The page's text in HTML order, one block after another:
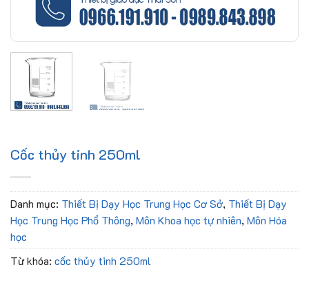
Cốc thủy tinh 250ml
Danh mục: Thiết Bị Dạy Học Trung Học Cơ Sở, Thiết Bị Dạy
Học Trung Học Phổ Thông, Môn Khoa học tự nhiên, Môn Hóa
học
Từ khóa: cốc thủy tinh 250ml